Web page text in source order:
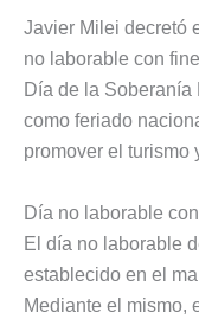
Javier Milei decretó
no laborable con
Día de la
como feriado
promover el turismo
Día no laborable
El día no laborable
establecido en el
Mediante el mismo,